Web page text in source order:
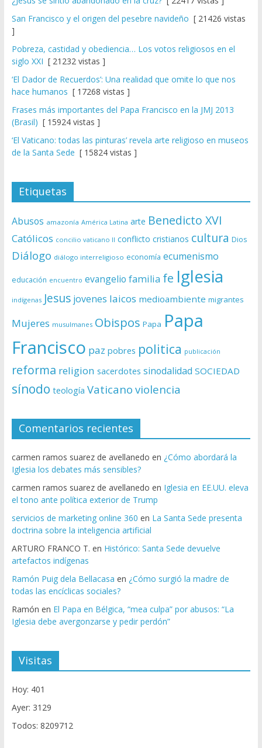
San Francisco y el origen del pesebre navideño [ 21426 vistas
]
Pobreza, castidad y obediencia… Los votos religiosos en el
siglo XXI [ 21232 vistas ]
‘El Dador de Recuerdos’: Una realidad que omite lo que nos
hace humanos [ 17268 vistas ]
Frases más importantes del Papa Francisco en la JMJ 2013
(Brasil) [ 15924 vistas ]
‘El Vaticano: todas las pinturas’ revela arte religioso en museos
de la Santa Sede [ 15824 vistas ]
Etiquetas
Abusos amazonía América Latina arte Benedicto XVI
Católicos concilio vaticano II conflicto cristianos cultura Dios
Diálogo diálogo interreligioso economía ecumenismo
educación encuentro evangelio familia fe Iglesia
indígenas Jesus jovenes laicos medioambiente migrantes
Mujeres musulmanes Obispos Papa Papa
Francisco paz pobres politica publicación
reforma religion sacerdotes sinodalidad SOCIEDAD
sínodo teología Vaticano violencia
Comentarios recientes
carmen ramos suarez de avellanedo en ¿Cómo abordará la
Iglesia los debates más sensibles?
carmen ramos suarez de avellanedo en Iglesia en EE.UU. eleva
el tono ante política exterior de Trump
servicios de marketing online 360 en La Santa Sede presenta
doctrina sobre la inteligencia artificial
ARTURO FRANCO T. en Histórico: Santa Sede devuelve
artefactos indígenas
Ramón Puig dela Bellacasa en ¿Cómo surgió la madre de
todas las encíclicas sociales?
Ramón en El Papa en Bélgica, “mea culpa” por abusos: “La
Iglesia debe avergonzarse y pedir perdón”
Visitas
Hoy: 401
Ayer: 3129
Todos: 8209712